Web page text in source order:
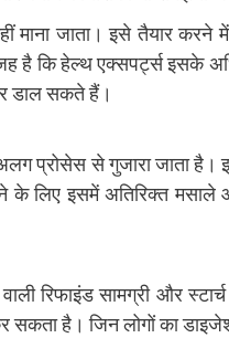
माना जाता। इसे तैयार करने
है कि हेल्थ एक्सपर्ट्स
डाल सकते हैं।
प्रोसेस से गुजारा जाता
के लिए इसमें अतिरिक्त मसाले
वाली रिफाइंड सामग्री और
सकता है। जिन लोगों का